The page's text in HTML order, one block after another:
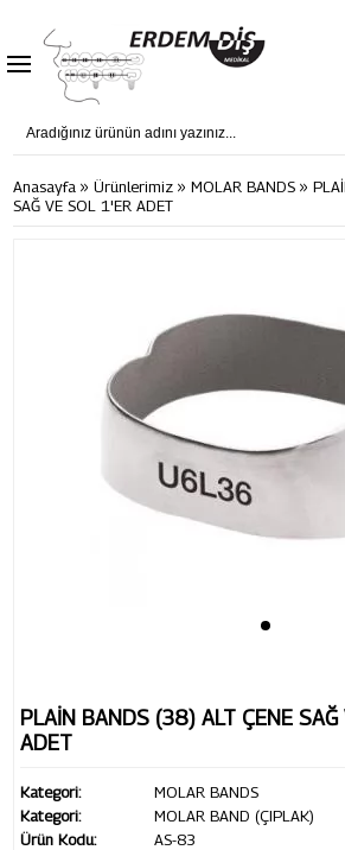
Anasayfa » Ürünlerimiz » MOLAR BANDS»
SAĞ VE SOL 1'ER ADET
PLAİN BANDS (38) ALT ÇENE
ADET
Kategori:
MOLAR BANDS
Kategori:
MOLAR BAND (ÇIPLAK)
Ürün Kodu:
AS-83